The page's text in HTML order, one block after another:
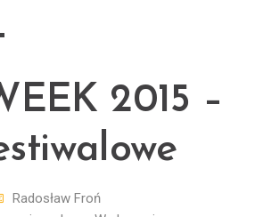
2015 –
Radosław Froń